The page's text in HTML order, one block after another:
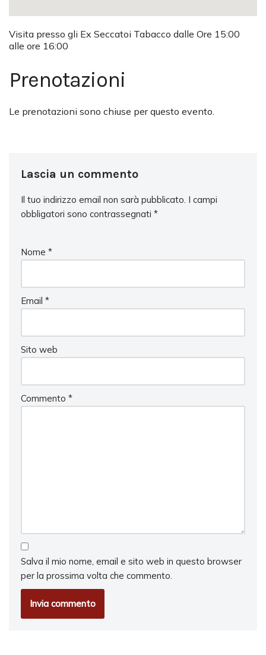
Visita presso gli Ex Seccatoi Tabacco dalle Ore 15:00
alle ore 16:00
Prenotazioni
Le prenotazioni sono chiuse per questo evento.
Lascia un commento
Il tuo indirizzo email non sarà pubblicato. I campi
obbligatori sono contrassegnati *
Nome *
Email *
Sito web
Commento *
Salva il mio nome, email e sito web in questo browser
per la prossima volta che commento.